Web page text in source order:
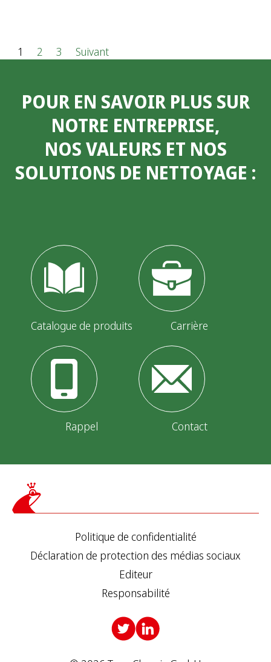
P
a
a
1 2 3 Suivant
POUR EN SAVOIR PLUS SUR
NOTRE ENTREPRISE,
NOS VALEURS ET NOS
SOLUTIONS DE NETTOYAGE :
Catalogue de produits Carrière
Rappel Contact
Politique de confidentialité
Déclaration de protection des médias sociaux
Editeur
Responsabilité